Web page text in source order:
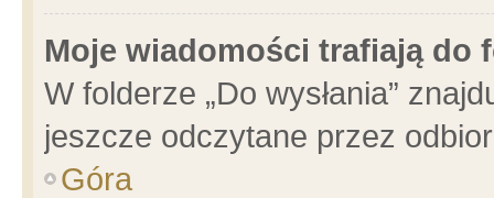
Moje wiadomości trafiają do
W folderze „Do wysłania”
jeszcze odczytane przez
Góra